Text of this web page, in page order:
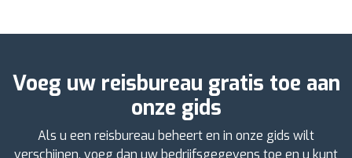
Voeg uw reisbureau gratis toe aan
onze gids
Als u een reisbureau beheert en in onze gids wilt
verschijnen, voeg dan uw bedrijfsgegevens toe en u kunt